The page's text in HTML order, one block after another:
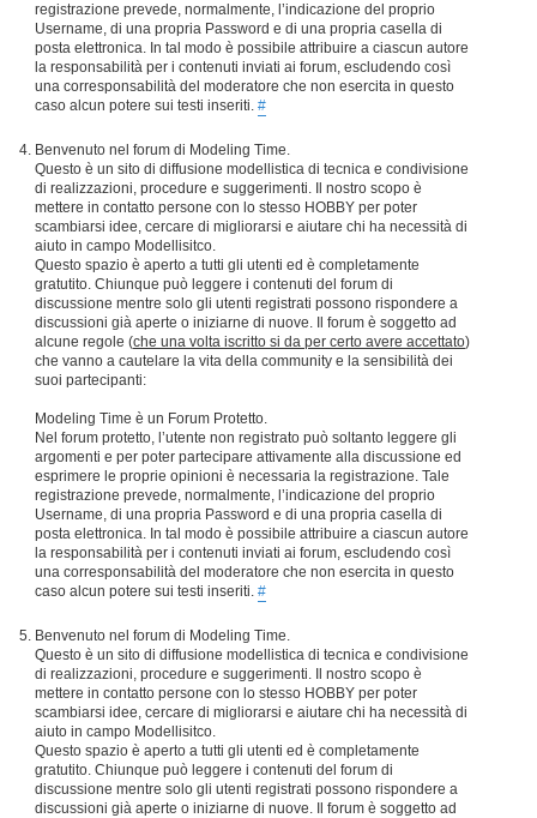
registrazione prevede, normalmente, l’indicazione del proprio
Username, di una propria Password e di una propria casella di
posta elettronica. In tal modo è possibile attribuire a ciascun autore
la responsabilità per i contenuti inviati ai forum, escludendo così
una corresponsabilità del moderatore che non esercita in questo
caso alcun potere sui testi inseriti. #
Benvenuto nel forum di Modeling Time.
Questo è un sito di diffusione modellistica di tecnica e condivisione
di realizzazioni, procedure e suggerimenti. Il nostro scopo è
mettere in contatto persone con lo stesso HOBBY per poter
scambiarsi idee, cercare di migliorarsi e aiutare chi ha necessità di
aiuto in campo Modellisitco.
Questo spazio è aperto a tutti gli utenti ed è completamente
gratutito. Chiunque può leggere i contenuti del forum di
discussione mentre solo gli utenti registrati possono rispondere a
discussioni già aperte o iniziarne di nuove. Il forum è soggetto ad
alcune regole (che una volta iscritto si da per certo avere accettato)
che vanno a cautelare la vita della community e la sensibilità dei
suoi partecipanti:
Modeling Time è un Forum Protetto.
Nel forum protetto, l’utente non registrato può soltanto leggere gli
argomenti e per poter partecipare attivamente alla discussione ed
esprimere le proprie opinioni è necessaria la registrazione. Tale
registrazione prevede, normalmente, l’indicazione del proprio
Username, di una propria Password e di una propria casella di
posta elettronica. In tal modo è possibile attribuire a ciascun autore
la responsabilità per i contenuti inviati ai forum, escludendo così
una corresponsabilità del moderatore che non esercita in questo
caso alcun potere sui testi inseriti. #
Benvenuto nel forum di Modeling Time.
Questo è un sito di diffusione modellistica di tecnica e condivisione
di realizzazioni, procedure e suggerimenti. Il nostro scopo è
mettere in contatto persone con lo stesso HOBBY per poter
scambiarsi idee, cercare di migliorarsi e aiutare chi ha necessità di
aiuto in campo Modellisitco.
Questo spazio è aperto a tutti gli utenti ed è completamente
gratutito. Chiunque può leggere i contenuti del forum di
discussione mentre solo gli utenti registrati possono rispondere a
discussioni già aperte o iniziarne di nuove. Il forum è soggetto ad